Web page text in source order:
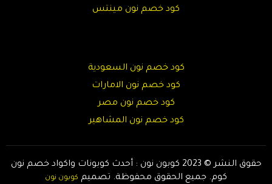
كود خصم نون مينتس
كود خصم نون السعودية
كود خصم نون الامارات
كود خصم نون مصر
كود خصم نون المشاهير
حقوق النشر © 2023 كوبون نون : أحدث كوبونات واكواد خصم نون
كوم. جميع الحقوق محفوظة. تصميم كوبون نون